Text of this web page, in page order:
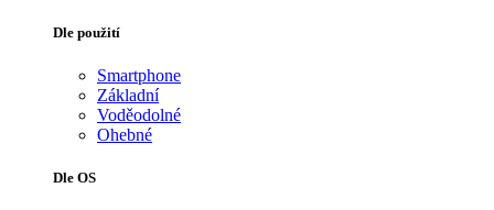
Dle použití
Smartphone
Základní
Voděodolné
Ohebné
Dle OS